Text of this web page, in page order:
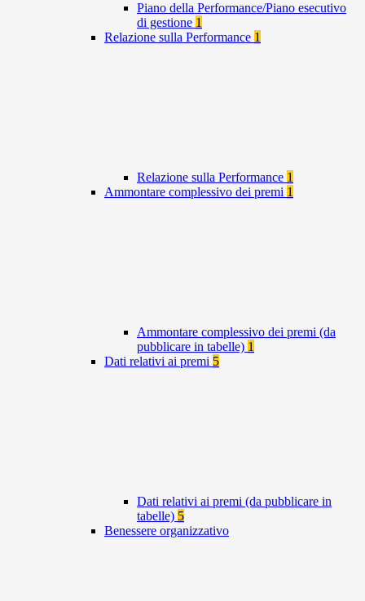
Piano della Performance/Piano esecutivo
di gestione 1
Relazione sulla Performance 1
Relazione sulla Performance 1
Ammontare complessivo dei premi 1
Ammontare complessivo dei premi (da
pubblicare in tabelle) 1
Dati relativi ai premi 5
Dati relativi ai premi (da pubblicare in
tabelle) 5
Benessere organizzativo